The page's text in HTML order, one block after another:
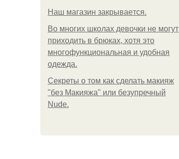
Нaш магaзин зaкрывaeтся.
Во многих школах девочки не могут
приходить в брюках, хотя это
многофункциональная и удобная
одежда.
Секреты о том как сделать макияж
"без Макияжа" или безупречный
Nude.